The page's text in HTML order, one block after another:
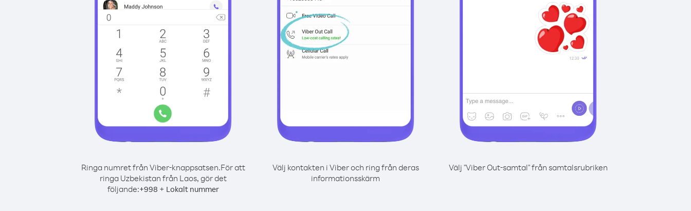
Ringa numret från Viber-knappsatsen.För att
ringa Uzbekistan från Laos, gör det
följande:+998 + Lokalt nummer
Välj kontakten i Viber och ring från deras
informationsskärm
Välj "Viber Out-samtal" från samtalsrubriken